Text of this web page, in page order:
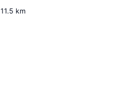
11.5 km